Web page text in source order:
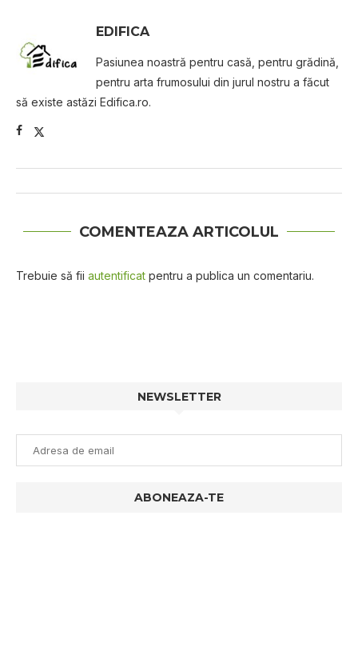
EDIFICA
Pasiunea noastră pentru casă, pentru grădină,
pentru arta frumosului din jurul nostru a făcut
să existe astăzi Edifica.ro.
COMENTEAZA ARTICOLUL
Trebuie să fii autentificat pentru a publica un comentariu.
NEWSLETTER